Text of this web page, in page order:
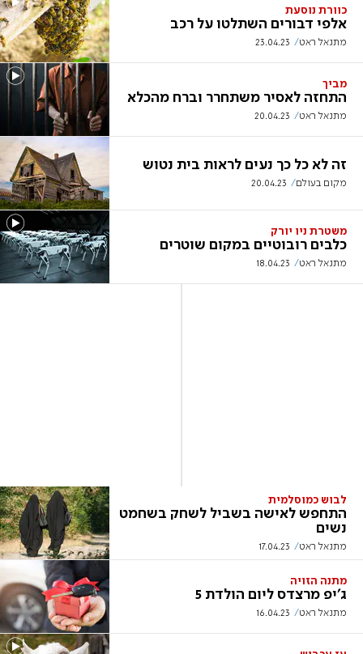
כוורת נוסעת
אלפי דבורים השתלטו על רכב
מתנאל ראט 23.04.23
מביך
התחזה לאסיר משתחרר וברח מהכלא
מתנאל ראט 20.04.23
זה לא כל כך נעים לראות בית נטוש
מקום בעולם 20.04.23
משטרת ניו יורק
כלבים רובוטיים במקום שוטרים
מתנאל ראט 18.04.23
לבוש כמוסלמית
התחפש לאישה בשביל לשחק בשחמט
נשים
מתנאל ראט 17.04.23
מתנה הזויה
ג'יפ מרצדס ליום הולדת 5
מתנאל ראט 16.04.23